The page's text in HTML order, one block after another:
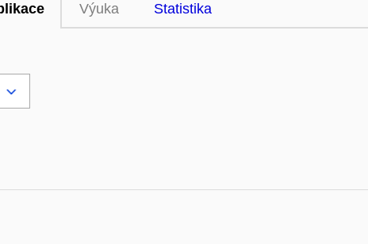
Výuka Statistika